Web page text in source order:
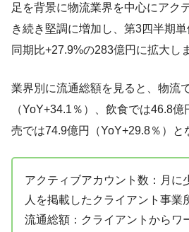
足を背景に物流業界を中心にアク
き続き堅調に増加し、第3四半期
同期比+27.9%の283億円に拡大し
業界別に流通総額を見ると、物流
（YoY+34.1％）、飲食では46.8
売では74.9億円（YoY+29.8％）と
アクティブアカウント数：月に
人を掲載したクライアント事業
流通総額：クライアントからワ